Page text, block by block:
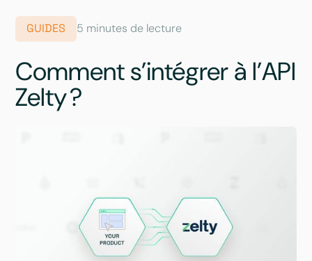
GUIDES 5 minutes de lecture
Comment s’intégrer à l’API
Zelty ?